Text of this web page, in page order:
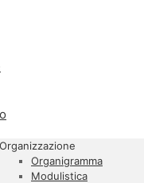
Organizzazione
Organigramma
Modulistica